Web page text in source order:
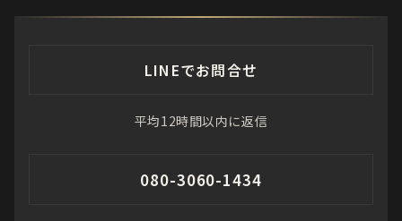
LINEでお問合せ
平均12時間以内に返信
080-3060-1434